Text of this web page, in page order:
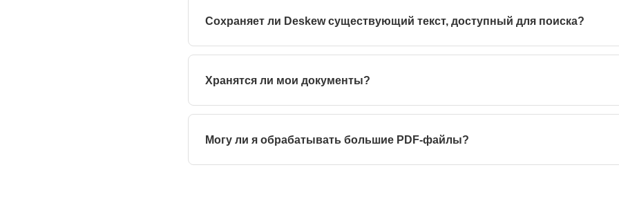
Сохраняет ли Deskew существующий текст, доступный для поиска?
Да. Инструмент вращает визуальный слой, сохраняя оригинальный текстовый слой,
Хранятся ли мои документы?
Файлы обрабатываются в памяти и удаляются сразу после сеанса. Данные не
Могу ли я обрабатывать большие PDF-файлы?